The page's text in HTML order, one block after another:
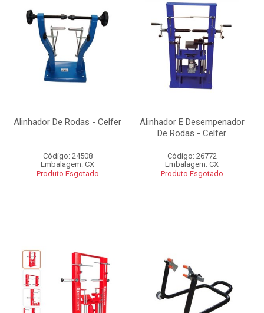
Alinhador De Rodas - Celfer
Código: 24508
Embalagem: CX
Produto Esgotado
Alinhador E Desempenador
De Rodas - Celfer
Código: 26772
Embalagem: CX
Produto Esgotado